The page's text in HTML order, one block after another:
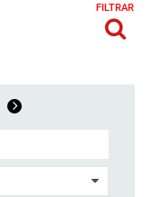
FILTRAR